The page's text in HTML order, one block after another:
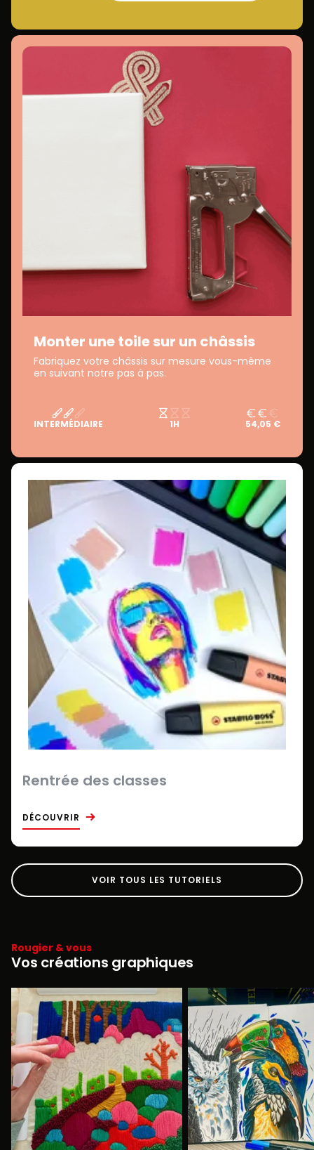
Monter une toile sur un châssis
Fabriquez votre châssis sur mesure vous-même
en suivant notre pas à pas.
INTERMÉDIAIRE 1H 54,05 €
Rentrée des classes
DÉCOUVRIR
VOIR TOUS LES TUTORIELS
Rougier & vous
Vos créations graphiques